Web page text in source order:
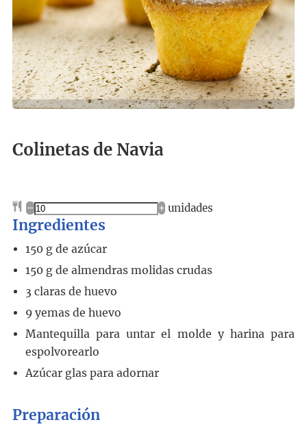
Colinetas de Navia
– + unidades
Ingredientes
150 g de azúcar
150 g de almendras molidas crudas
3 claras de huevo
9 yemas de huevo
Mantequilla para untar el molde y harina para
espolvorearlo
Azúcar glas para adornar
Preparación